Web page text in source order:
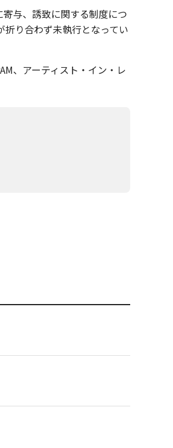
与、誘致に関する制度につ
り合わず未執行となってい
、アーティスト・イン・レ